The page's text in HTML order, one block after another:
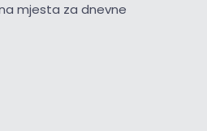
mjesta za dnevne